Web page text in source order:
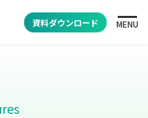
資料ダウンロード MENU